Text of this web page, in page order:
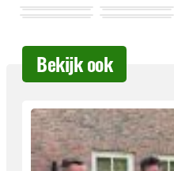
Bekijk ook